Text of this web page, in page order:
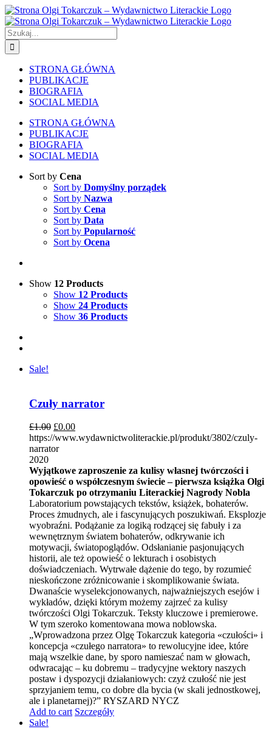
Skip
to
content
Szukaj
STRONA GŁÓWNA
PUBLIKACJE
BIOGRAFIA
SOCIAL MEDIA
STRONA GŁÓWNA
PUBLIKACJE
BIOGRAFIA
SOCIAL MEDIA
Sort by Cena
Sort by Domyślny porządek
Sort by Nazwa
Sort by Cena
Sort by Data
Sort by Popularność
Sort by Ocena
Show 12 Products
Show 12 Products
Show 24 Products
Show 36 Products
Sale!
Czuły narrator
£1.00 £0.00
https://www.wydawnictwoliterackie.pl/produkt/3802/czuly-
narrator
2020
Wyjątkowe zaproszenie za kulisy własnej twórczości i
opowieść o współczesnym świecie – pierwsza książka Olgi
Tokarczuk po otrzymaniu Literackiej Nagrody Nobla
Laboratorium powstających tekstów, książek, bohaterów.
Proces żmudnych, ale i fascynujących poszukiwań. Eksplozje
wyobraźni. Podążanie za logiką rodzącej się fabuły i za
wewnętrznym światem bohaterów, odkrywanie ich
motywacji, światopoglądów. Odsłanianie pasjonujących
historii, ale też opowieść o lekturach i osobistych
doświadczeniach. Wytrwałe dążenie do tego, by rozumieć
nieskończone zróżnicowanie i skomplikowanie świata.
Dwanaście wyselekcjonowanych, najważniejszych esejów i
wykładów, dzięki którym możemy zajrzeć za kulisy
twórczości Olgi Tokarczuk. Teksty kluczowe i premierowe.
W tym szeroko komentowana mowa noblowska.
„Wprowadzona przez Olgę Tokarczuk kategoria «czułości» i
koncepcja «czułego narratora» to rewolucyjne idee, które
mają wszelkie dane, by sporo namieszać nam w głowach,
odwracając – ku dobremu – tradycyjne wektory naszych
postaw i dyspozycji działaniowych: czyż czułość nie jest
sprzyjaniem temu, co dobre dla bycia (w skali jednostkowej,
ale i planetarnej)?” RYSZARD NYCZ
Add to cart Szczegóły
Sale!